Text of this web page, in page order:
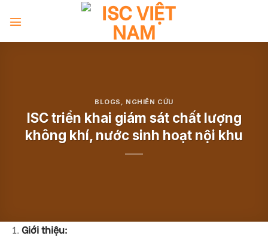
BLOGS , NGHIÊN CỨU
ISC triển khai giám sát chất lượng
không khí, nước sinh hoạt nội khu
Giới thiệu: